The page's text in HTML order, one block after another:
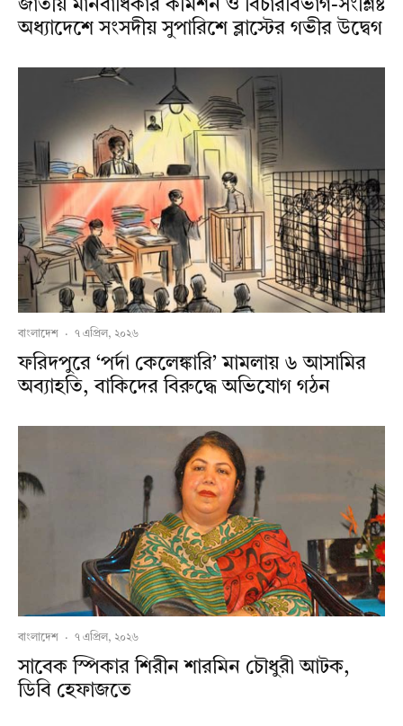
জাতীয় মানবাধিকার কমিশন ও বিচারবিভাগ-সংশ্লিষ্ট
অধ্যাদেশে সংসদীয় সুপারিশে ব্লাস্টের গভীর উদ্বেগ
বাংলাদেশ · ৭ এপ্রিল, ২০২৬
ফরিদপুরে ‘পর্দা কেলেঙ্কারি’ মামলায় ৬ আসামির
অব্যাহতি, বাকিদের বিরুদ্ধে অভিযোগ গঠন
বাংলাদেশ · ৭ এপ্রিল, ২০২৬
সাবেক স্পিকার শিরীন শারমিন চৌধুরী আটক,
ডিবি হেফাজতে